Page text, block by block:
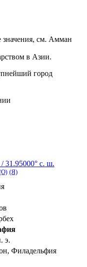
см. Амман
в Азии.
город
/31.95000° с. ш.
(Я)
э.
Филадельфия